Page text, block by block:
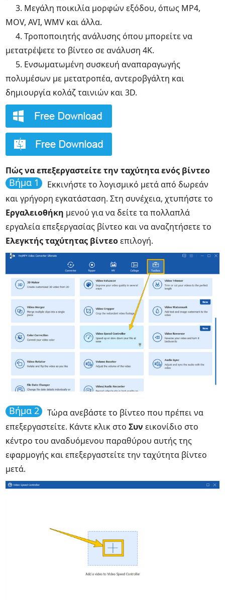
3. Μεγάλη ποικιλία μορφών εξόδου, όπως MP4,
MOV, AVI, WMV και άλλα.
4. Τροποποιητής ανάλυσης όπου μπορείτε να
μετατρέψετε το βίντεο σε ανάλυση 4K.
5. Ενσωματωμένη συσκευή αναπαραγωγής
πολυμέσων με μετατροπέα, αντεροβγάλτη και
δημιουργία κολάζ ταινιών και 3D.
Πώς να επεξεργαστείτε την ταχύτητα ενός βίντεο
Βήμα 1
Εκκινήστε το λογισμικό μετά από δωρεάν
και γρήγορη εγκατάσταση. Στη συνέχεια, χτυπήστε το
Εργαλειοθήκη μενού για να δείτε τα πολλαπλά
εργαλεία επεξεργασίας βίντεο και να αναζητήσετε το
Ελεγκτής ταχύτητας βίντεοεπιλογή.
Βήμα 2
Τώρα ανεβάστε το βίντεο που πρέπει να
επεξεργαστείτε. Κάντε κλικ στοΣυν εικονίδιο στο
κέντρο του αναδυόμενου παραθύρου αυτής της
εφαρμογής και επεξεργαστείτε την ταχύτητα βίντεο
μετά.